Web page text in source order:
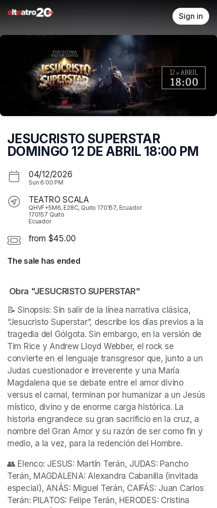
Skip header
Sign in
JESUCRISTO SUPERSTAR
DOMINGO 12 DE ABRIL 18:00 PM
04/12/2026
Sun 6:00 PM
TEATRO SCALA
QHVF+5M6, E28C, Quito 170157, Ecuador
170157 Quito
Ecuador
from $45.00
The sale has ended
Obra "JESUCRISTO SUPERSTAR"
📝 Sinopsis: Sin salir de la línea narrativa clásica,
“Jesucristo Superstar”, describe los días previos a la
tragedia del Gólgota. Sin embargo, en la versión de
Tim Rice y Andrew Lloyd Webber, el rock se
convierte en el lenguaje transgresor que, junto a un
Judas cuestionador e irreverente y una María
Magdalena que se debate entre el amor divino
versus el carnal, terminan por humanizar a un Jesús
místico, divino y de enorme carga histórica. La
historia engrandece su gran sacrificio en la cruz, a
nombre del Gran Amor y su razón de ser como fin y
medio, a la vez, para la redención del Hombre.
👥 Elenco: JESUS: Martín Terán, JUDAS: Pancho
Terán, MAGDALENA: Alexandra Cabanilla (invitada
especial), ANÁS: Miguel Terán, CAIFÁS: Juan Carlos
Terán: PILATOS: Felipe Terán, HERODES: Cristina